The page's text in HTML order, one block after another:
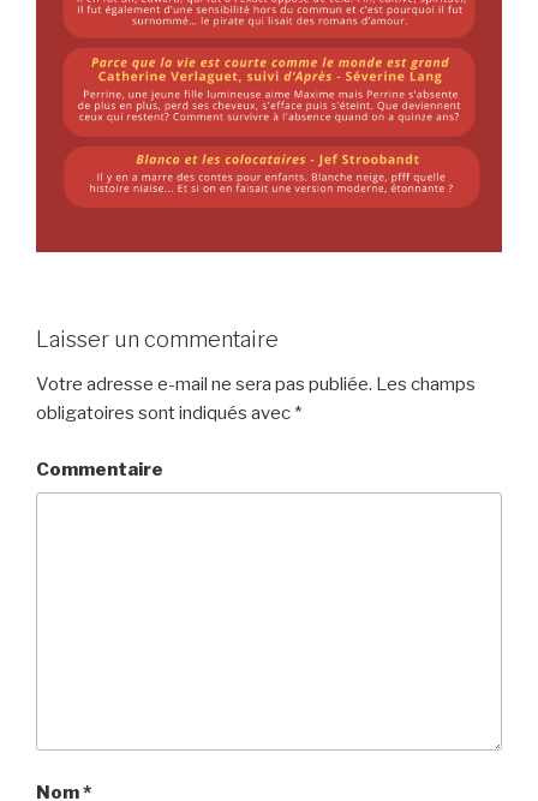
Laisser un commentaire
Votre adresse e-mail ne sera pas publiée. Les champs
obligatoires sont indiqués avec *
Commentaire
Nom*